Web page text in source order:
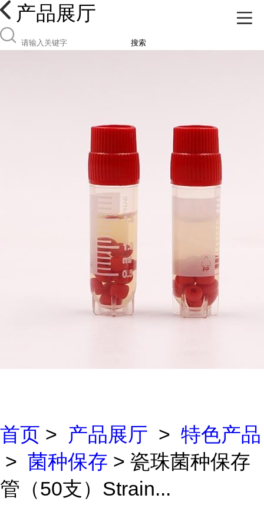
产品展厅
搜索
首页 > 产品展厅 > 特色产品
> 菌种保存 > 瓷珠菌种保存
管（50支）Strain...